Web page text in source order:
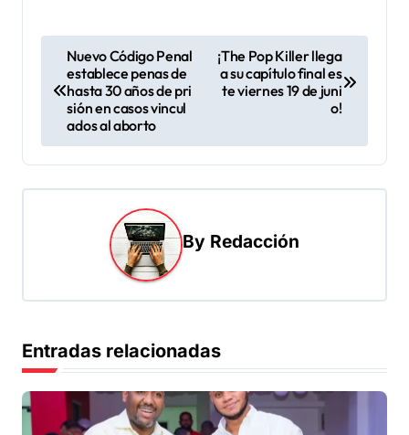
e
g
d
e
Nuevo Código Penal
establece penas de
hasta 30 años de pri
sión en casos vincul
ados al aborto
¡The Pop Killer llega
a su capítulo final es
te viernes 19 de juni
o!
By Redacción
Entradas relacionadas